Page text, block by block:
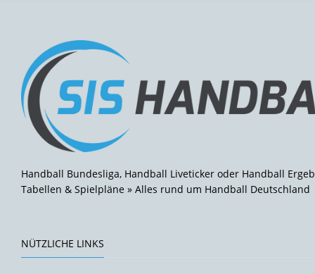
Handball Bundesliga, Handball Liveticker oder Handball
Tabellen & Spielpläne » Alles rund um Handball Deutschland
NÜTZLICHE LINKS